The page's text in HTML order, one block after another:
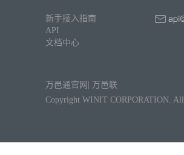
新手接入指南
API
文档中心
万邑通官网
万邑联
Copyright WINIT CORPORATION. All